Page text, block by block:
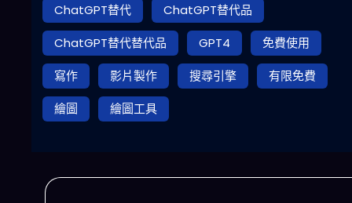
ChatGPT替代
ChatGPT替代品
ChatGPT替代替代品
GPT4
免費使用
寫作
影片製作 搜尋引擎
有限免費
繪圖
繪圖工具